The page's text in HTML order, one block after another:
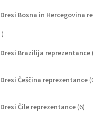
Dresi Bosna in Hercegovina
15
Dresi Brazilija reprezentance
Dresi Češčina reprezentance
Dresi Čile reprezentance 6